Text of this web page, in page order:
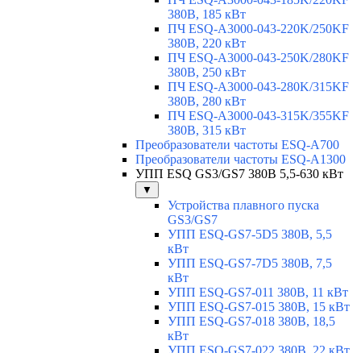
380В, 185 кВт
ПЧ ESQ-A3000-043-220K/250KF
380В, 220 кВт
ПЧ ESQ-A3000-043-250K/280KF
380В, 250 кВт
ПЧ ESQ-A3000-043-280K/315KF
380В, 280 кВт
ПЧ ESQ-A3000-043-315K/355KF
380В, 315 кВт
Преобразователи частоты ESQ-A700
Преобразователи частоты ESQ-A1300
УПП ESQ GS3/GS7 380В 5,5-630 кВт
▼
Устройства плавного пуска
GS3/GS7
УПП ESQ-GS7-5D5 380В, 5,5
кВт
УПП ESQ-GS7-7D5 380В, 7,5
кВт
УПП ESQ-GS7-011 380В, 11 кВт
УПП ESQ-GS7-015 380В, 15 кВт
УПП ESQ-GS7-018 380В, 18,5
кВт